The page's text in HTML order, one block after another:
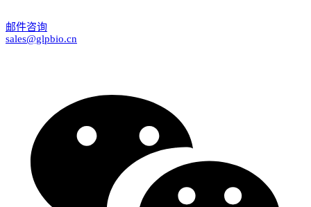
邮件咨询
sales@glpbio.cn